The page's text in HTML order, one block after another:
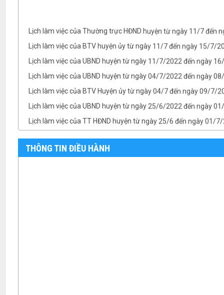
Lịch làm việc của BTV huyện ủy từ ngày 11/7 đến ngày 15/7/
Lịch làm việc của UBND huyện từ ngày 11/7/2022 đến ngày
Lịch làm việc của UBND huyện từ ngày 04/7/2022 đến ngày
Lịch làm việc của BTV Huyện ủy từ ngày 04/7 đến ngày 09/7/
Lịch làm việc của UBND huyện từ ngày 25/6/2022 đến ngày
Lịch làm việc của TT HĐND huyện từ ngày 25/6 đến ngày 01/
Lịch làm việc của BTV Huyện ủy từ ngày 25/6 đến ngày 01/7/
TB- Ý kiến kết luận của PCT UBND huyện Vũ Thành Công tại
THÔNG TIN ĐIỀU HÀNH